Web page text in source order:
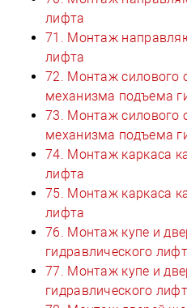
лифта
71. Монтаж
лифта
72. Монтаж силового
механизма подъема
73. Монтаж силового
механизма подъема
74. Монтаж каркаса
лифта
75. Монтаж каркаса
лифта
76. Монтаж купе и
гидравлического
77. Монтаж купе и
гидравлического